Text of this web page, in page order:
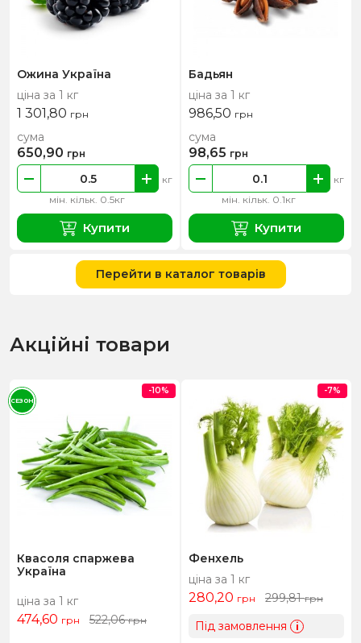
Ожина Україна
ціна за 1 кг
1 301,80 грн
мін. кільк. 0.5кг
кг
сума
650,90 грн
Купити
Бадьян
ціна за 1 кг
986,50 грн
мін. кільк. 0.1кг
кг
сума
98,65 грн
Купити
Перейти в каталог товарів
Акційні товари
Квасоля спаржева
Україна
ціна за 1 кг
474,60 грн 522,06грн
-10%
СЕЗОН
Фенхель
ціна за 1 кг
280,20 грн 299,81грн
Під замовлення i
-7%